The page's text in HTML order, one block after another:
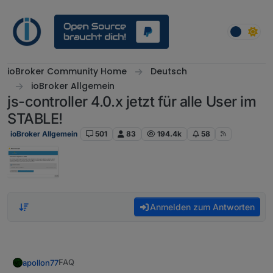
ioBroker Community Home
Deutsch
ioBroker Allgemein
js-controller 4.0.x jetzt für alle User im
STABLE!
ioBroker Allgemein 501 83 194.4k 58
Anmelden zum Antworten
apollon77FAQ